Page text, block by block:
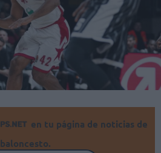
en tu página de noticias de
baloncesto.